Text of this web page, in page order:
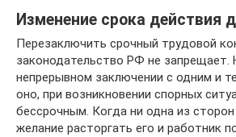
Изменение срока действия
Перезаключить срочный трудовой
законодательство РФ не запрещает.
непрерывном заключении с одним и
оно, при возникновении спорных
бессрочным. Когда ни одна из
желание расторгать его и работник